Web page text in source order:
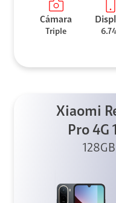
Cámara
Triple
Xiaomi
Pro 4G